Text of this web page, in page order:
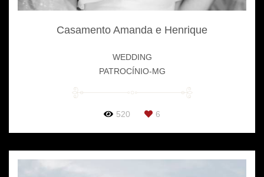
Casamento Amanda e Henrique
WEDDING
PATROCÍNIO-MG
520 6